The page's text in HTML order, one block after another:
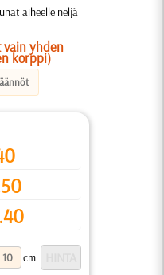
aiheelle neljä
vain yhden
korppi)
cm